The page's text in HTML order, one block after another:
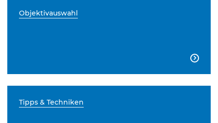
Objektivauswahl

Tipps & Techniken